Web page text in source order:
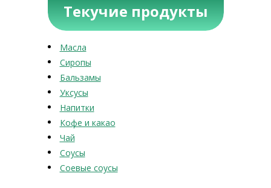
Текучие продукты
Масла
Сиропы
Бальзамы
Уксусы
Напитки
Кофе и какао
Чай
Соусы
Соевые соусы